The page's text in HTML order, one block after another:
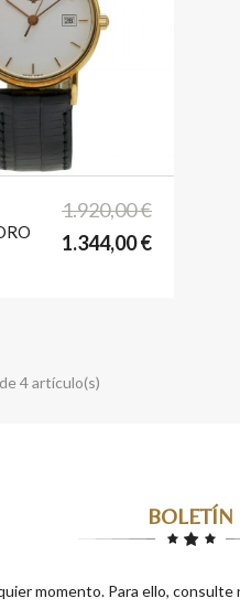
favorite
1.920,00 €
1.344,00 €
4 artículo(s)
BOLETÍN
momento. Para ello,